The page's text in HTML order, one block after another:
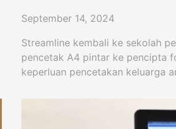
September 14, 2024
Streamline kembali ke sekolah
pencetak A4 pintar ke pencipta
keperluan pencetakan keluarga